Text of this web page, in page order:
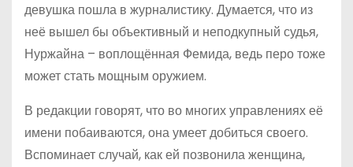
девушка пошла в журналистику. Думается, что из
неё вышел бы объективный и неподкупный судья,
Нуржайна – воплощённая Фемида, ведь перо тоже
может стать мощным оружием.
В редакции говорят, что во многих управлениях её
имени побаиваются, она умеет добиться своего.
Вспоминает случай, как ей позвонила женщина,